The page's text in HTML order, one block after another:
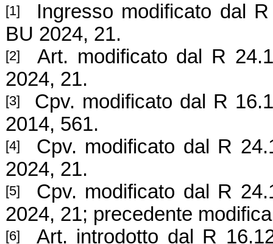
[1]
Ingresso modificato dal
BU 2024, 21.
[2]
Art. modificato dal R
2024, 21.
[3]
Cpv. modificato dal R
2014, 561.
[4]
Cpv. modificato dal R
2024, 21.
[5]
Cpv. modificato dal R
2024, 21; precedente
[6] Art. introdotto dal R